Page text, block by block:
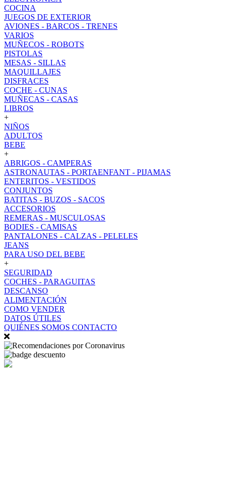
COCINA
JUEGOS DE EXTERIOR
AVIONES - BARCOS - TRENES
VARIOS
MUÑECOS - ROBOTS
PISTOLAS
MESAS - SILLAS
MAQUILLAJES
DISFRACES
COCHE - CUNAS
MUÑECAS - CASAS
LIBROS
+
NIÑOS
ADULTOS
BEBE
+
ABRIGOS - CAMPERAS
ASTRONAUTAS - PORTAENFANT - PIJAMAS
ENTERITOS - VESTIDOS
CONJUNTOS
BATITAS - BUZOS - SACOS
ACCESORIOS
REMERAS - MUSCULOSAS
BODIES - CAMISAS
PANTALONES - CALZAS - PELELES
JEANS
PARA USO DEL BEBE
+
SEGURIDAD
COCHES - PARAGUITAS
DESCANSO
ALIMENTACIÓN
COMO VENDER
DATOS ÚTILES
QUIÉNES SOMOS CONTACTO